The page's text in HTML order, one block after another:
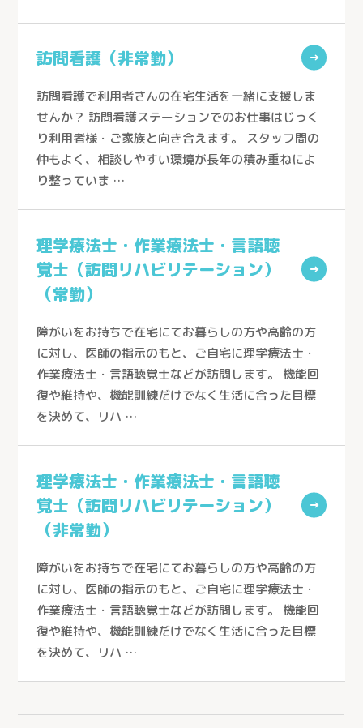
小規模多機能型居宅介護
グループホーム
居宅介護支援
訪問看護
訪問介護
通所介護
通所リハビリテーション
定期巡回随時対応型訪問介護看護
夜間対応型訪問介護
介護付有料老人ホーム
介護老人保健施設
ケアセンターきょうどう（川口市）
ケアセンターとこしん（所沢市）
ケアセンターさきたま（行田市）
熊谷生協ケアセンター（熊谷市）
生協ちちぶケアステーション（秩父市）
ケアステーションかしの木（草加市）
医療生協さいたまふじみ野ケアセンター（ふじみ野市）
ケアセンターすこやか（川口市）
ケアセンターかもがわ（上尾市）
ケアセンターひだまり（春日部市）
生協介護センターこだま（上里町）
ケアセンターはんのう（飯能市）
医療生協おおみやケアセンター（さいたま市）
深谷生協訪問看護ステーション（深谷市）
介護付有料老人ホーム 桂の樹（所沢市）
老人保健施設さんとめ（所沢市）
老人保健施設みぬま（川口市）
採用情報
お知らせ
お問い合わせ
個人情報の取り扱いについて →
訪問看護（非常勤） →
訪問看護で利用者さんの在宅生活を一緒に支援しま
せんか？ 訪問看護ステーションでのお仕事はじっく
り利用者様・ご家族と向き合えます。 スタッフ間の
仲もよく、相談しやすい環境が長年の積み重ねによ
り整っていま …
理学療法士・作業療法士・言語聴
覚士（訪問リハビリテーション）
（常勤）
→
障がいをお持ちで在宅にてお暮らしの方や高齢の方
に対し、医師の指示のもと、ご自宅に理学療法士・
作業療法士・言語聴覚士などが訪問します。 機能回
復や維持や、機能訓練だけでなく生活に合った目標
を決めて、リハ …
理学療法士・作業療法士・言語聴
覚士（訪問リハビリテーション）
（非常勤）
→
障がいをお持ちで在宅にてお暮らしの方や高齢の方
に対し、医師の指示のもと、ご自宅に理学療法士・
作業療法士・言語聴覚士などが訪問します。 機能回
復や維持や、機能訓練だけでなく生活に合った目標
を決めて、リハ …